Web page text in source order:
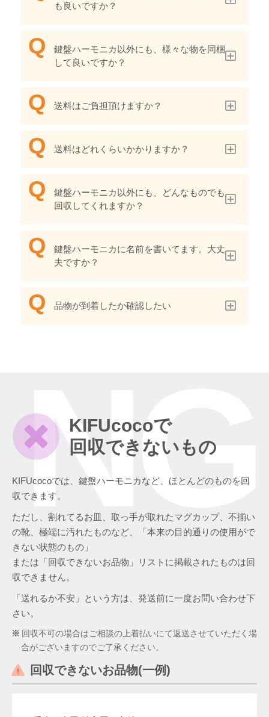
も良いですか？
鍵盤ハーモニカ以外にも、様々な物を同梱
して良いですか？
送料はご負担頂けますか？
送料はどれくらいかかりますか？
鍵盤ハーモニカ以外にも、どんなものでも
回収してくれますか？
鍵盤ハーモニカに名前を書いてます。大丈
夫ですか？
品物が到着したか確認したい
KIFUcocoで
回収できないもの
KIFUcocoでは、鍵盤ハーモニカなど、ほとんどのものを回
収できます。
ただし、割れてるお皿、取っ手が取れたマグカップ、不揃い
の靴、極端に汚れたものなど、「本来の目的通りの使用がで
きない状態のもの」
または「回収できないお品物」リストに掲載されたものは回
収できません。
「送れるか不安」という方は、発送前に一度お問い合わせ下
さい。
回収不可の場合はご相談の上着払いにて返送させていただく場
合がございますのでご了承ください。
回収できないお品物(一例)
NG